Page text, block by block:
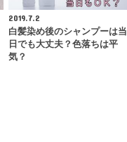
2019.7.2
白髪染め後のシャンプーは当
日でも大丈夫？色落ちは平
気？